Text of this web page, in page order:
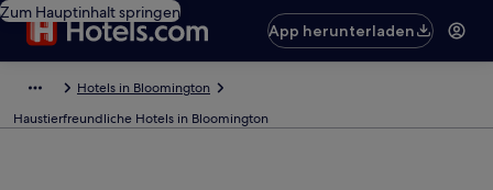
Zum Hauptinhalt springen
App herunterladen
Hotels in Bloomington
Haustierfreundliche Hotels in Bloomington